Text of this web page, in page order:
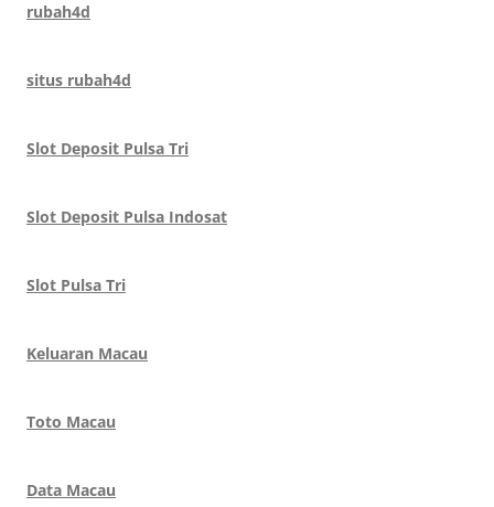
rubah4d
situs rubah4d
Slot Deposit Pulsa Tri
Slot Deposit Pulsa Indosat
Slot Pulsa Tri
Keluaran Macau
Toto Macau
Data Macau